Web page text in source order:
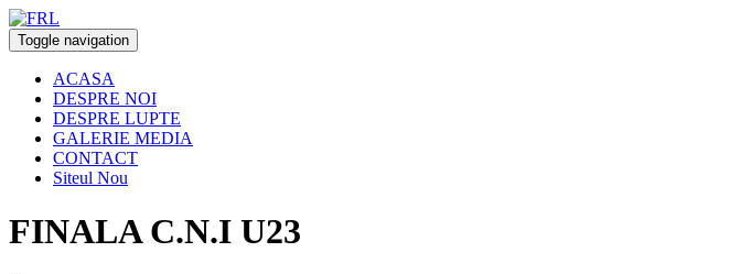
Toggle navigation
ACASA
DESPRE NOI
DESPRE LUPTE
GALERIE MEDIA
CONTACT
Siteul Nou
FINALA C.N.I U23